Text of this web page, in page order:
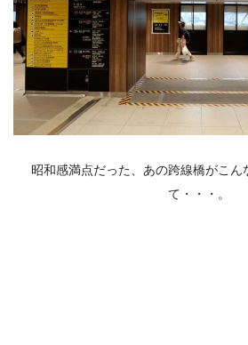
昭和感満点だった、あの跨線橋がこん
て・・・。